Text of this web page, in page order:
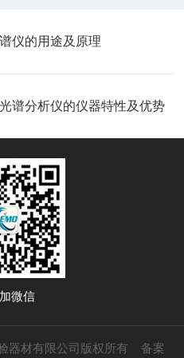
仪的用途及原理
谱分析仪的仪器特性及优势
微信
器材有限公司版权所有 备案